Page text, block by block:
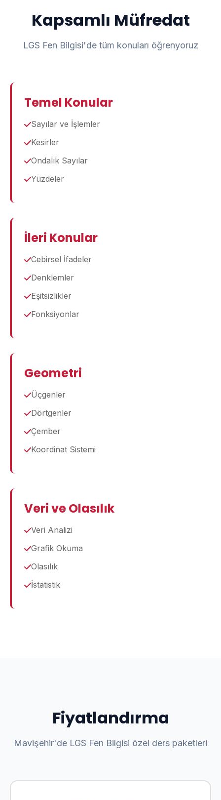
Kapsamlı Müfredat
LGS Fen Bilgisi'de tüm konuları öğrenyoruz
Temel Konular
Sayılar ve İşlemler
Kesirler
Ondalık Sayılar
Yüzdeler
İleri Konular
Cebirsel İfadeler
Denklemler
Eşitsizlikler
Fonksiyonlar
Geometri
Üçgenler
Dörtgenler
Çember
Koordinat Sistemi
Veri ve Olasılık
Veri Analizi
Grafik Okuma
Olasılık
İstatistik
Fiyatlandırma
Mavişehir'de LGS Fen Bilgisi özel ders paketleri